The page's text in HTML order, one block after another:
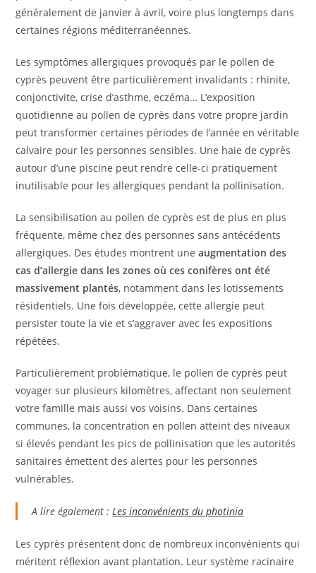
généralement de janvier à avril, voire plus longtemps dans
certaines régions méditerranéennes.
Les symptômes allergiques provoqués par le pollen de
cyprès peuvent être particulièrement invalidants : rhinite,
conjonctivite, crise d’asthme, eczéma… L’exposition
quotidienne au pollen de cyprès dans votre propre jardin
peut transformer certaines périodes de l’année en véritable
calvaire pour les personnes sensibles. Une haie de cyprès
autour d’une piscine peut rendre celle-ci pratiquement
inutilisable pour les allergiques pendant la pollinisation.
La sensibilisation au pollen de cyprès est de plus en plus
fréquente, même chez des personnes sans antécédents
allergiques. Des études montrent uneaugmentation des
cas d’allergie dans les zones où ces conifères ont été
massivement plantés, notamment dans les lotissements
résidentiels. Une fois développée, cette allergie peut
persister toute la vie et s’aggraver avec les expositions
répétées.
Particulièrement problématique, le pollen de cyprès peut
voyager sur plusieurs kilomètres, affectant non seulement
votre famille mais aussi vos voisins. Dans certaines
communes, la concentration en pollen atteint des niveaux
si élevés pendant les pics de pollinisation que les autorités
sanitaires émettent des alertes pour les personnes
vulnérables.
A lire également :Les inconvénients du photinia
Les cyprès présentent donc de nombreux inconvénients qui
méritent réflexion avant plantation. Leur système racinaire